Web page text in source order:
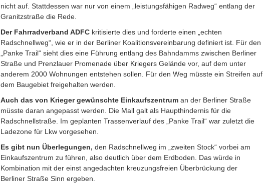
nicht auf. Stattdessen war nur von einem „leistungsfähigen Radweg“ entlang der
Granitzstraße die Rede.
Der Fahrradverband ADFC kritisierte dies und forderte einen „echten
Radschnellweg“, wie er in der Berliner Koalitionsvereinbarung definiert ist. Für den
„Panke Trail“ sieht dies eine Führung entlang des Bahndamms zwischen Berliner
Straße und Prenzlauer Promenade über Kriegers Gelände vor, auf dem unter
anderem 2000 Wohnungen entstehen sollen. Für den Weg müsste ein Streifen auf
dem Baugebiet freigehalten werden.
Auch das von Krieger gewünschte Einkaufszentrum an der Berliner Straße
müsste daran angepasst werden. Die Mall galt als Haupthindernis für die
Radschnellstraße. Im geplanten Trassenverlauf des „Panke Trail“ war zuletzt die
Ladezone für Lkw vorgesehen.
Es gibt nun Überlegungen, den Radschnellweg im „zweiten Stock“ vorbei am
Einkaufszentrum zu führen, also deutlich über dem Erdboden. Das würde in
Kombination mit der einst angedachten kreuzungsfreien Überbrückung der
Berliner Straße Sinn ergeben.